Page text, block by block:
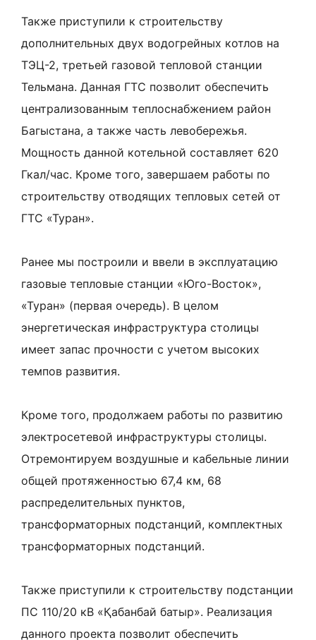
Также приступили к строительству
дополнительных двух водогрейных котлов на
ТЭЦ-2, третьей газовой тепловой станции
Тельмана. Данная ГТС позволит обеспечить
централизованным теплоснабжением район
Багыстана, а также часть левобережья.
Мощность данной котельной составляет 620
Гкал/час. Кроме того, завершаем работы по
строительству отводящих тепловых сетей от
ГТС «Туран».
Ранее мы построили и ввели в эксплуатацию
газовые тепловые станции «Юго-Восток»,
«Туран» (первая очередь). В целом
энергетическая инфраструктура столицы
имеет запас прочности с учетом высоких
темпов развития.
Кроме того, продолжаем работы по развитию
электросетевой инфраструктуры столицы.
Отремонтируем воздушные и кабельные линии
общей протяженностью 67,4 км, 68
распределительных пунктов,
трансформаторных подстанций, комплектных
трансформаторных подстанций.
Также приступили к строительству подстанции
ПС 110/20 кВ «Қабанбай батыр». Реализация
данного проекта позволит обеспечить